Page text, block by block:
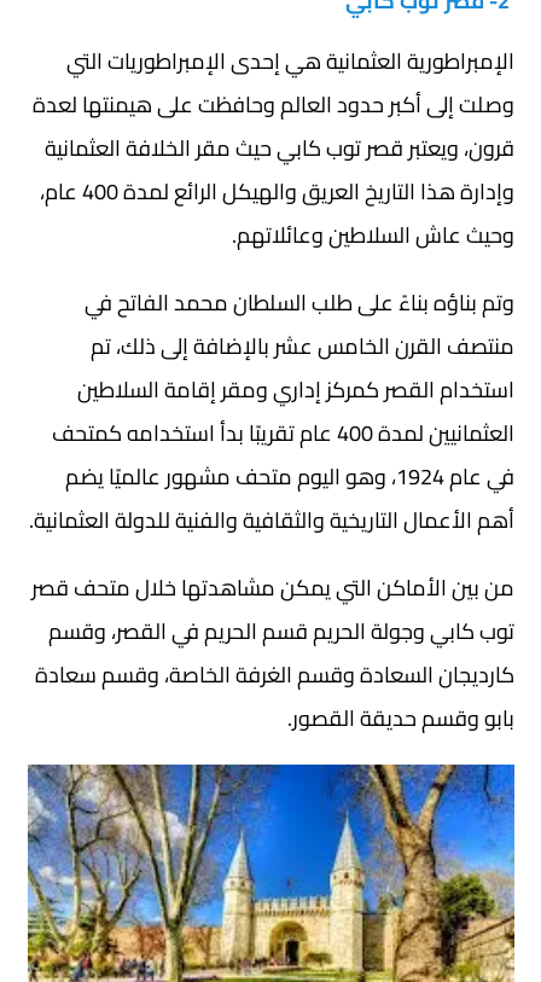
الإمبراطورية العثمانية هي إحدى الإمبراطوريات التي
وصلت إلى أكبر حدود العالم وحافظت على هيمنتها لعدة
قرون، ويعتبر قصر توب كابي حيث مقر الخلافة العثمانية
وإدارة هذا التاريخ العريق والهيكل الرائع لمدة 400 عام،
وحيث عاش السلاطين وعائلاتهم.
وتم بناؤه بناءً على طلب السلطان محمد الفاتح في
منتصف القرن الخامس عشر بالإضافة إلى ذلك، تم
استخدام القصر كمركز إداري ومقر إقامة السلاطين
العثمانيين لمدة 400 عام تقريبًا بدأ استخدامه كمتحف
في عام 1924، وهو اليوم متحف مشهور عالميًا يضم
أهم الأعمال التاريخية والثقافية والفنية للدولة العثمانية.
من بين الأماكن التي يمكن مشاهدتها خلال متحف قصر
توب كابي وجولة الحريم قسم الحريم في القصر، وقسم
كارديجان السعادة وقسم الغرفة الخاصة، وقسم سعادة
بابو وقسم حديقة القصور.